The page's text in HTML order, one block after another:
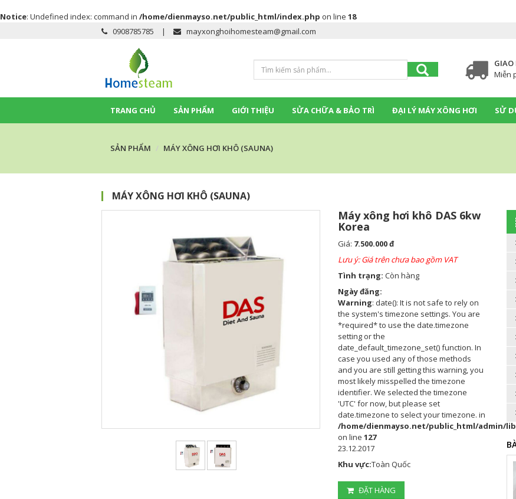
Notice: Undefined index: command in /home/dienmayso.net/public_html/index.php on line 18
0908785785
| mayxonghoihomesteam@gmail.com
GIAO
Miễn
TRANG CHỦ SẢN PHẨM GIỚI THIỆU SỬA CHỮA & BẢO TRÌ ĐẠI LÝ MÁY XÔNG HƠI SỬ
SẢN PHẨM MÁY XÔNG HƠI KHÔ (SAUNA)
MÁY XÔNG HƠI KHÔ (SAUNA)
Máy xông hơi khô DAS 6kw
Korea
Giá: 7.500.000 đ
Lưu ý: Giá trên chưa bao gồm VAT
Tình trạng: Còn hàng
Ngày đăng:
Warning: date(): It is not safe to rely on
the system's timezone settings. You are
*required* to use the date.timezone
setting or the
date_default_timezone_set() function. In
case you used any of those methods
and you are still getting this warning, you
most likely misspelled the timezone
identifier. We selected the timezone
'UTC' for now, but please set
date.timezone to select your timezone. in
/home/dienmayso.net/public_html/admin/
on line 127
23.12.2017
Khu vực:Toàn Quốc
ĐẶT HÀNG